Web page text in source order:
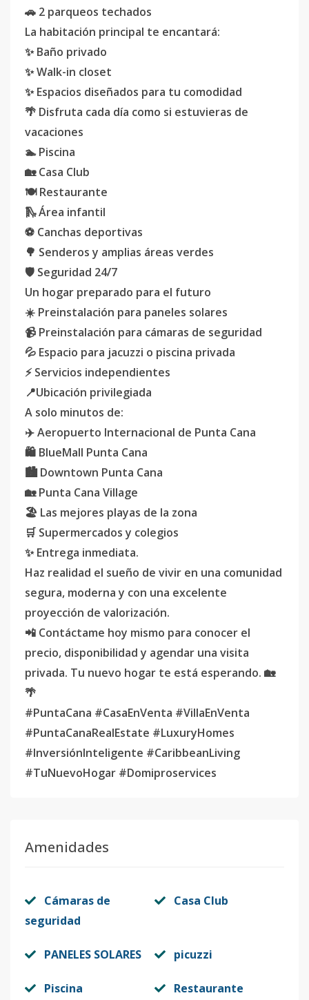
🚗 2 parqueos techados
La habitación principal te encantará:
✨ Baño privado
✨ Walk-in closet
✨ Espacios diseñados para tu comodidad
🌴 Disfruta cada día como si estuvieras de
vacaciones
🏊 Piscina
🏡 Casa Club
🍽️ Restaurante
🛝 Área infantil
⚽ Canchas deportivas
🌳 Senderos y amplias áreas verdes
🛡️ Seguridad 24/7
Un hogar preparado para el futuro
☀️ Preinstalación para paneles solares
📹 Preinstalación para cámaras de seguridad
💦 Espacio para jacuzzi o piscina privada
⚡ Servicios independientes
📍Ubicación privilegiada
A solo minutos de:
✈️ Aeropuerto Internacional de Punta Cana
🛍️ BlueMall Punta Cana
🏙️ Downtown Punta Cana
🏡 Punta Cana Village
🏖️ Las mejores playas de la zona
🛒 Supermercados y colegios
✨ Entrega inmediata.
Haz realidad el sueño de vivir en una comunidad
segura, moderna y con una excelente
proyección de valorización.
📲 Contáctame hoy mismo para conocer el
precio, disponibilidad y agendar una visita
privada. Tu nuevo hogar te está esperando. 🏡
🌴
#PuntaCana #CasaEnVenta #VillaEnVenta
#PuntaCanaRealEstate #LuxuryHomes
#InversiónInteligente #CaribbeanLiving
#TuNuevoHogar #Domiproservices
Amenidades
Cámaras de
seguridad
Casa Club
PANELES SOLARES picuzzi
Piscina Restaurante